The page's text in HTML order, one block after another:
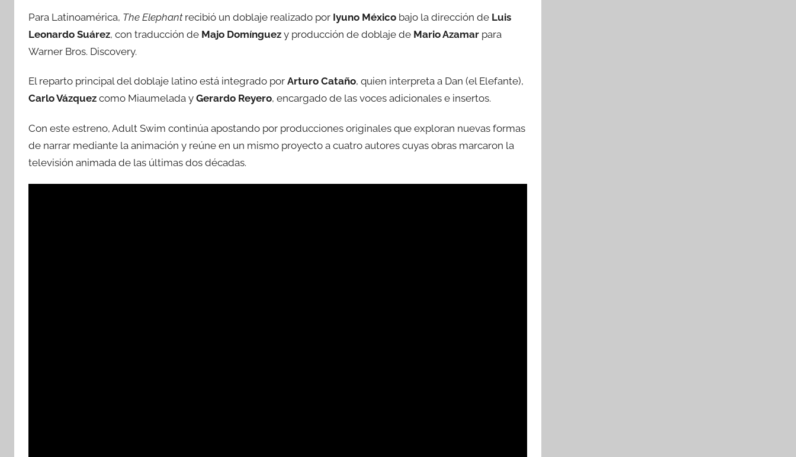
Para Latinoamérica, The Elephantrecibió un doblaje realizado por Iyuno México bajo la dirección de Luis
Leonardo Suárez, con traducción de Majo Domínguez y producción de doblaje de Mario Azamar para
Warner Bros. Discovery.
El reparto principal del doblaje latino está integrado por Arturo Cataño, quien interpreta a Dan (el Elefante),
Carlo Vázquez como Miaumelada y Gerardo Reyero, encargado de las voces adicionales e insertos.
Con este estreno, Adult Swim continúa apostando por producciones originales que exploran nuevas formas
de narrar mediante la animación y reúne en un mismo proyecto a cuatro autores cuyas obras marcaron la
televisión animada de las últimas dos décadas.